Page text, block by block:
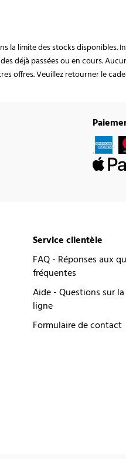
la limite des stocks
déjà passées ou en cours.
offres. Veuillez retourner le
Service clientèle
FAQ - Réponses aux
fréquentes
Aide - Questions sur
ligne
Formulaire de contact